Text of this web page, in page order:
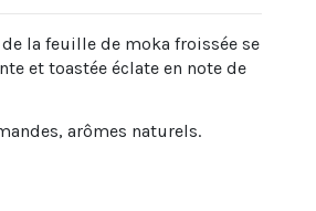
la feuille de moka froissée se
et toastée éclate en note de
arômes naturels.